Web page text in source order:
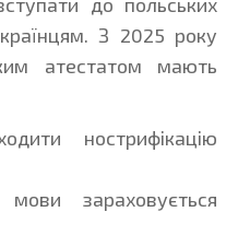
З 2025 року
атестатом мають
нострифікацію
зараховується